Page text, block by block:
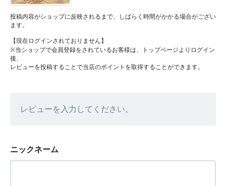
投稿内容がショップに反映されるまで、しばらく時間がかかる場合がござい
ます。
【現在ログインされておりません】
※当ショップで会員登録をされているお客様は、トップページよりログイン
後、
レビューを投稿することで当店のポイントを取得することができます。
レビューを入力してください。
ニックネーム